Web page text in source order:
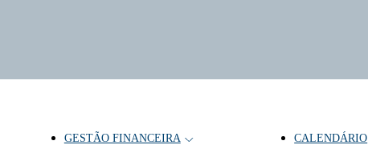
GESTÃO FINANCEIRA CALENDÁRIO